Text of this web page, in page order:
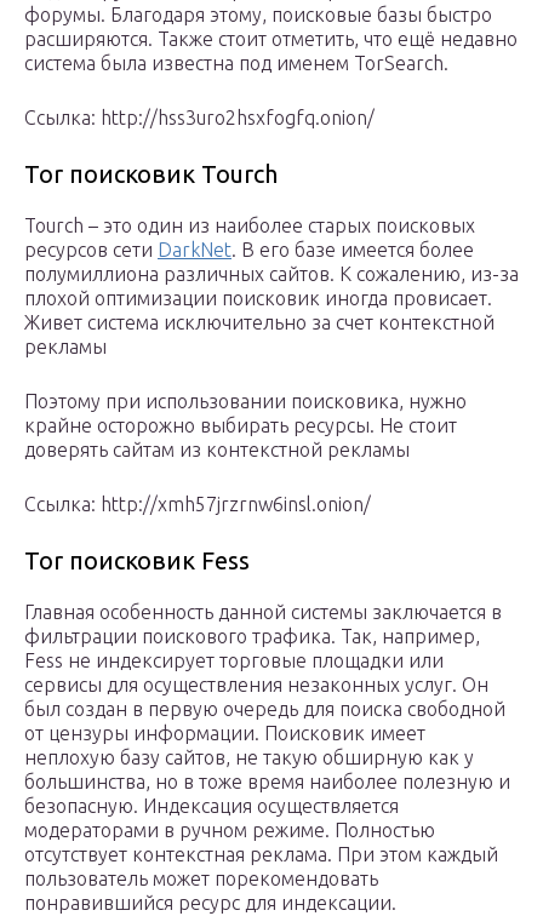
форумы. Благодаря этому, поисковые базы быстро
расширяются. Также стоит отметить, что ещё недавно
система была известна под именем TorSearch.
Ссылка: http://hss3uro2hsxfogfq.onion/
Tor поисковик Tourch
Tourch – это один из наиболее старых поисковых
ресурсов сети DarkNet. В его базе имеется более
полумиллиона различных сайтов. К сожалению, из-за
плохой оптимизации поисковик иногда провисает.
Живет система исключительно за счет контекстной
рекламы
Поэтому при использовании поисковика, нужно
крайне осторожно выбирать ресурсы. Не стоит
доверять сайтам из контекстной рекламы
Ссылка: http://xmh57jrzrnw6insl.onion/
Tor поисковик Fess
Главная особенность данной системы заключается в
фильтрации поискового трафика. Так, например,
Fess не индексирует торговые площадки или
сервисы для осуществления незаконных услуг. Он
был создан в первую очередь для поиска свободной
от цензуры информации. Поисковик имеет
неплохую базу сайтов, не такую обширную как у
большинства, но в тоже время наиболее полезную и
безопасную. Индексация осуществляется
модераторами в ручном режиме. Полностью
отсутствует контекстная реклама. При этом каждый
пользователь может порекомендовать
понравившийся ресурс для индексации.